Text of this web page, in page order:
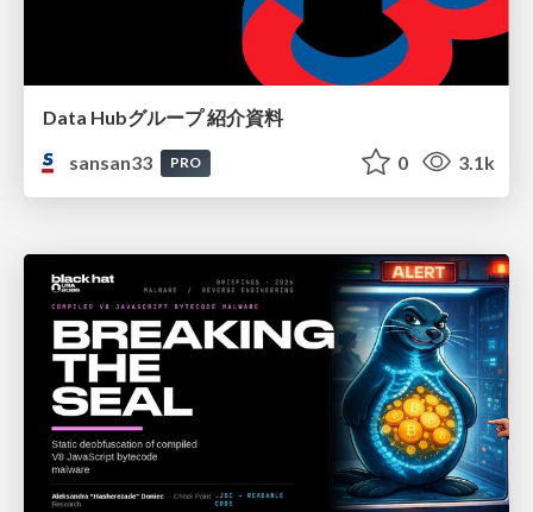
Data Hubグループ 紹介資料
sansan33
PRO 0 3.1k